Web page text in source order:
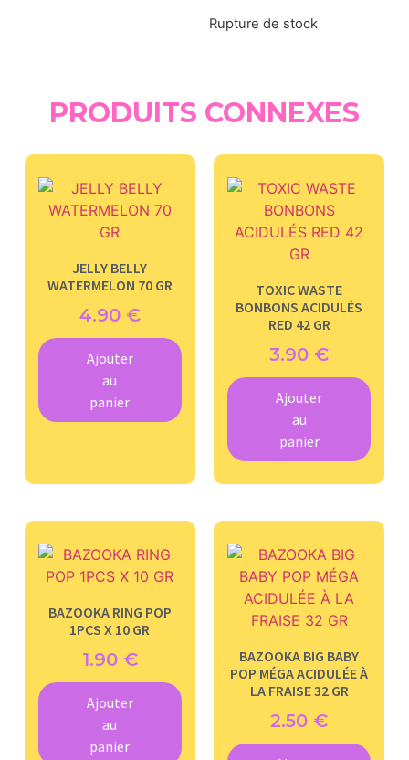
Rupture de stock
PRODUITS CONNEXES
JELLY BELLY
WATERMELON 70 GR
4.90 €
Ajouter
au
panier
TOXIC WASTE
BONBONS ACIDULÉS
RED 42 GR
3.90 €
Ajouter
au
panier
BAZOOKA RING POP
1PCS X 10 GR
1.90 €
Ajouter
au
panier
BAZOOKA BIG BABY
POP MÉGA ACIDULÉE À
LA FRAISE 32 GR
2.50 €